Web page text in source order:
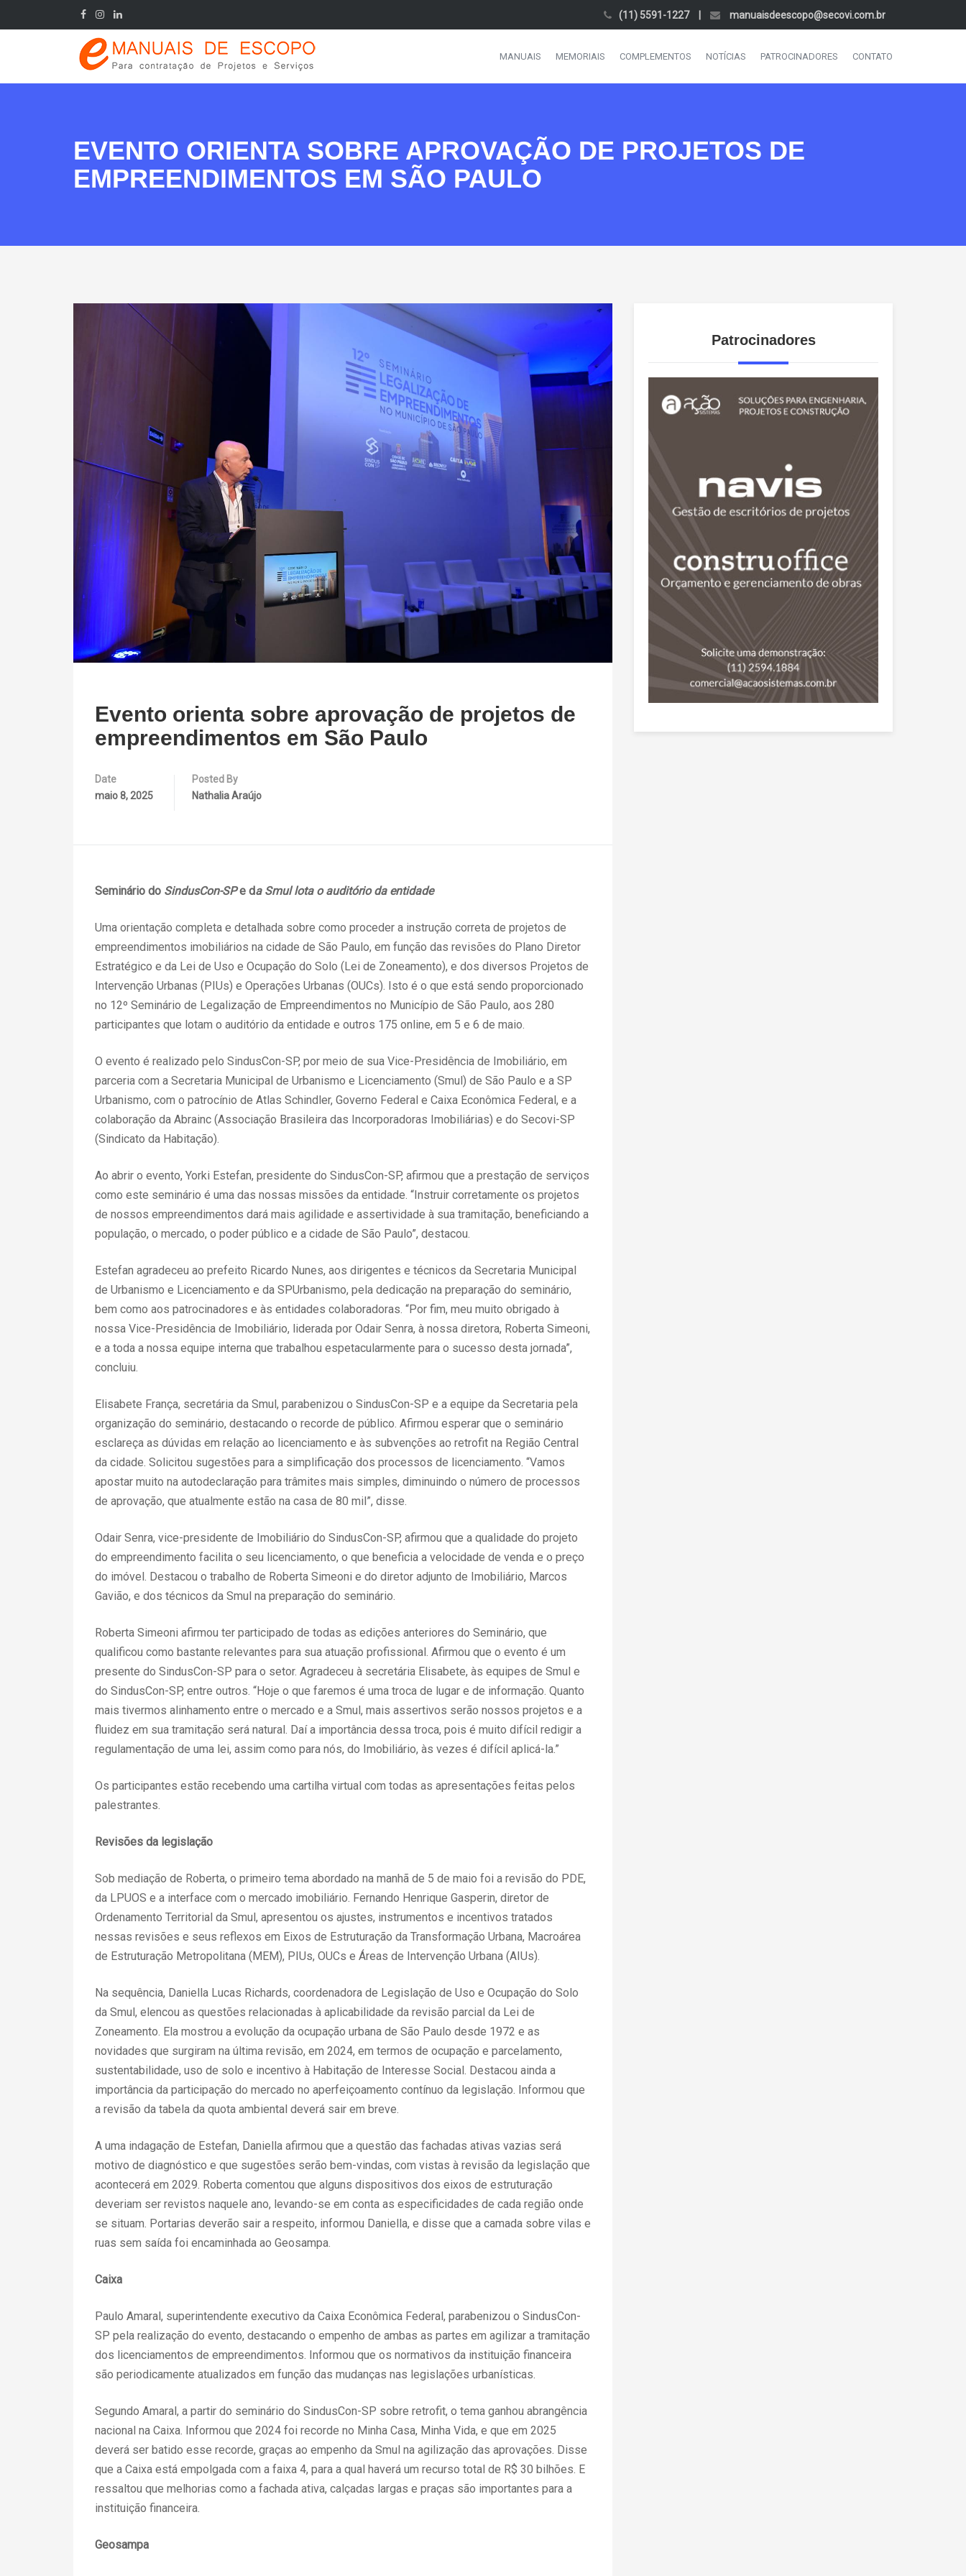
(11) 5591-1227 manuaisdeescopo@secovi.com.br
MANUAIS MEMORIAIS COMPLEMENTOS NOTÍCIAS PATROCINADORES CONTATO
EVENTO ORIENTA SOBRE APROVAÇÃO DE PROJETOS DE
EMPREENDIMENTOS EM SÃO PAULO
Evento orienta sobre aprovação de projetos de
empreendimentos em São Paulo
Date
maio 8, 2025
Posted By
Nathalia Araújo
Seminário do SindusCon-SPe da Smullota o auditório da entidade
Uma orientação completa e detalhada sobre como proceder a instrução correta de projetos de
empreendimentos imobiliários na cidade de São Paulo, em função das revisões do Plano Diretor
Estratégico e da Lei de Uso e Ocupação do Solo (Lei de Zoneamento), e dos diversos Projetos de
Intervenção Urbanas (PIUs) e Operações Urbanas (OUCs). Isto é o que está sendo proporcionado
no 12º Seminário de Legalização de Empreendimentos no Município de São Paulo, aos 280
participantes que lotam o auditório da entidade e outros 175 online, em 5 e 6 de maio.
O evento é realizado pelo SindusCon-SP, por meio de sua Vice-Presidência de Imobiliário, em
parceria com a Secretaria Municipal de Urbanismo e Licenciamento (Smul) de São Paulo e a SP
Urbanismo, com o patrocínio de Atlas Schindler, Governo Federal e Caixa Econômica Federal, e a
colaboração da Abrainc (Associação Brasileira das Incorporadoras Imobiliárias) e do Secovi-SP
(Sindicato da Habitação).
Ao abrir o evento, Yorki Estefan, presidente do SindusCon-SP, afirmou que a prestação de serviços
como este seminário é uma das nossas missões da entidade. “Instruir corretamente os projetos
de nossos empreendimentos dará mais agilidade e assertividade à sua tramitação, beneficiando a
população, o mercado, o poder público e a cidade de São Paulo”, destacou.
Estefan agradeceu ao prefeito Ricardo Nunes, aos dirigentes e técnicos da Secretaria Municipal
de Urbanismo e Licenciamento e da SPUrbanismo, pela dedicação na preparação do seminário,
bem como aos patrocinadores e às entidades colaboradoras. “Por fim, meu muito obrigado à
nossa Vice-Presidência de Imobiliário, liderada por Odair Senra, à nossa diretora, Roberta Simeoni,
e a toda a nossa equipe interna que trabalhou espetacularmente para o sucesso desta jornada”,
concluiu.
Elisabete França, secretária da Smul, parabenizou o SindusCon-SP e a equipe da Secretaria pela
organização do seminário, destacando o recorde de público. Afirmou esperar que o seminário
esclareça as dúvidas em relação ao licenciamento e às subvenções ao retrofit na Região Central
da cidade. Solicitou sugestões para a simplificação dos processos de licenciamento. “Vamos
apostar muito na autodeclaração para trâmites mais simples, diminuindo o número de processos
de aprovação, que atualmente estão na casa de 80 mil”, disse.
Odair Senra, vice-presidente de Imobiliário do SindusCon-SP, afirmou que a qualidade do projeto
do empreendimento facilita o seu licenciamento, o que beneficia a velocidade de venda e o preço
do imóvel. Destacou o trabalho de Roberta Simeoni e do diretor adjunto de Imobiliário, Marcos
Gavião, e dos técnicos da Smul na preparação do seminário.
Roberta Simeoni afirmou ter participado de todas as edições anteriores do Seminário, que
qualificou como bastante relevantes para sua atuação profissional. Afirmou que o evento é um
presente do SindusCon-SP para o setor. Agradeceu à secretária Elisabete, às equipes de Smul e
do SindusCon-SP, entre outros. “Hoje o que faremos é uma troca de lugar e de informação. Quanto
mais tivermos alinhamento entre o mercado e a Smul, mais assertivos serão nossos projetos e a
fluidez em sua tramitação será natural. Daí a importância dessa troca, pois é muito difícil redigir a
regulamentação de uma lei, assim como para nós, do Imobiliário, às vezes é difícil aplicá-la.”
Os participantes estão recebendo uma cartilha virtual com todas as apresentações feitas pelos
palestrantes.
Revisões da legislação
Sob mediação de Roberta, o primeiro tema abordado na manhã de 5 de maio foi a revisão do PDE,
da LPUOS e a interface com o mercado imobiliário. Fernando Henrique Gasperin, diretor de
Ordenamento Territorial da Smul, apresentou os ajustes, instrumentos e incentivos tratados
nessas revisões e seus reflexos em Eixos de Estruturação da Transformação Urbana, Macroárea
de Estruturação Metropolitana (MEM), PIUs, OUCs e Áreas de Intervenção Urbana (AIUs).
Na sequência, Daniella Lucas Richards, coordenadora de Legislação de Uso e Ocupação do Solo
da Smul, elencou as questões relacionadas à aplicabilidade da revisão parcial da Lei de
Zoneamento. Ela mostrou a evolução da ocupação urbana de São Paulo desde 1972 e as
novidades que surgiram na última revisão, em 2024, em termos de ocupação e parcelamento,
sustentabilidade, uso de solo e incentivo à Habitação de Interesse Social. Destacou ainda a
importância da participação do mercado no aperfeiçoamento contínuo da legislação. Informou que
a revisão da tabela da quota ambiental deverá sair em breve.
A uma indagação de Estefan, Daniella afirmou que a questão das fachadas ativas vazias será
motivo de diagnóstico e que sugestões serão bem-vindas, com vistas à revisão da legislação que
acontecerá em 2029. Roberta comentou que alguns dispositivos dos eixos de estruturação
deveriam ser revistos naquele ano, levando-se em conta as especificidades de cada região onde
se situam. Portarias deverão sair a respeito, informou Daniella, e disse que a camada sobre vilas e
ruas sem saída foi encaminhada ao Geosampa.
Caixa
Paulo Amaral, superintendente executivo da Caixa Econômica Federal, parabenizou o SindusCon-
SP pela realização do evento, destacando o empenho de ambas as partes em agilizar a tramitação
dos licenciamentos de empreendimentos. Informou que os normativos da instituição financeira
são periodicamente atualizados em função das mudanças nas legislações urbanísticas.
Segundo Amaral, a partir do seminário do SindusCon-SP sobre retrofit, o tema ganhou abrangência
nacional na Caixa. Informou que 2024 foi recorde no Minha Casa, Minha Vida, e que em 2025
deverá ser batido esse recorde, graças ao empenho da Smul na agilização das aprovações. Disse
que a Caixa está empolgada com a faixa 4, para a qual haverá um recurso total de R$ 30 bilhões. E
ressaltou que melhorias como a fachada ativa, calçadas largas e praças são importantes para a
instituição financeira.
Geosampa
Patrocinadores